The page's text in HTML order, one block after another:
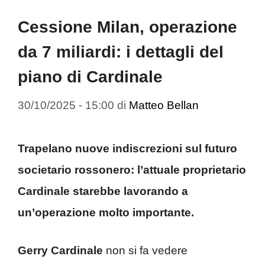
Cessione Milan, operazione
da 7 miliardi: i dettagli del
piano di Cardinale
30/10/2025 - 15:00 di Matteo Bellan
Trapelano nuove indiscrezioni sul futuro
societario rossonero: l’attuale proprietario
Cardinale starebbe lavorando a
un’operazione molto importante.
Gerry Cardinale non si fa vedere